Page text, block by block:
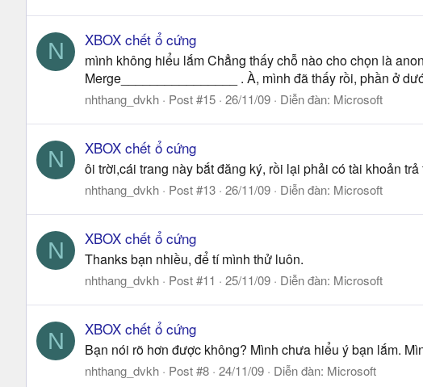
N XBOX chết ổ cứng
mình không hiểu lắm Chẳng thấy chỗ nào cho chọn là
Merge________________ . À, mình đã thấy rồi, phần ở
nhthang_dvkh Post #15 26/11/09 Diễn đàn: Microsoft
N XBOX chết ổ cứng
ôi trời,cái trang này bắt đăng ký, rồi lại phải có tài khoản
nhthang_dvkh Post #13 26/11/09 Diễn đàn: Microsoft
N XBOX chết ổ cứng
Thanks bạn nhiều, để tí mình thử luôn.
nhthang_dvkh Post #11 25/11/09 Diễn đàn: Microsoft
N XBOX chết ổ cứng
Bạn nói rõ hơn được không? Mình chưa hiểu ý bạn lắm.
nhthang_dvkh Post #8 24/11/09 Diễn đàn: Microsoft